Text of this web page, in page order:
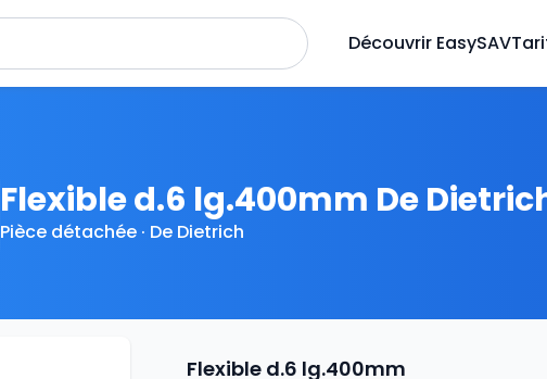
Découvrir EasySAV
Flexible d.6 lg.400mm De
Pièce détachée · De Dietrich
Flexible d.6 lg.400mm